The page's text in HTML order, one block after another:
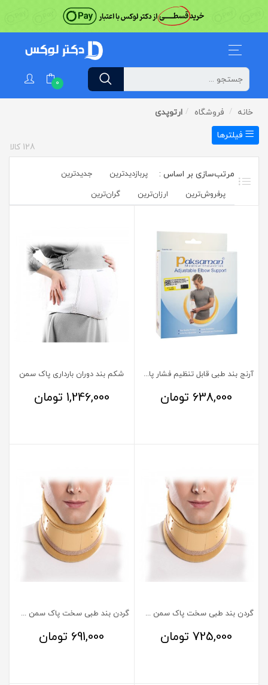
0
خانه فروشگاه
ارتوپدی
فیلترها
128 کالا
پربازدیدترین
جدیدترین
پرفروش‌ترین‌
ارزان‌ترین گران‌ترین
آرنج بند طبی قابل تنظیم فشار پاک سمن
638,000 تومان
شکم بند دوران بارداری پاک سمن
1,246,000 تومان
گردن بند طبی سخت پاک سمن سایز متوسط M
725,000تومان
گردن بند طبی سخت پاک سمن سایز کوچک S
691,000 تومان